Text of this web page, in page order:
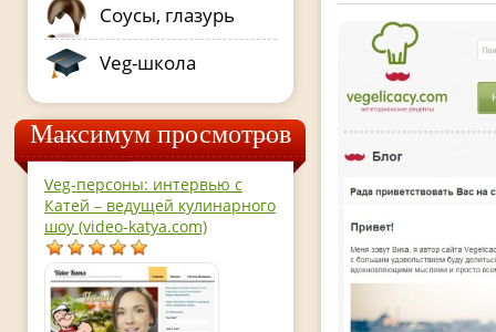
Соусы, глазурь
Veg-школа
Максимум просмотров
Veg-персоны: интервью с
Катей – ведущей кулинарного
шоу (video-katya.com)